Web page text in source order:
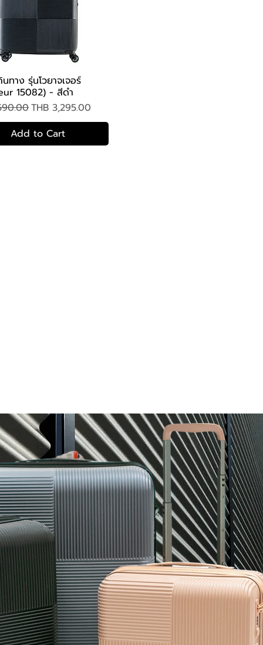
Quick View
นทาง รุ่นโวยาจเจอร์
15082) - สีดำ
Price Sale Price
THB 3,295.00
Add to Cart